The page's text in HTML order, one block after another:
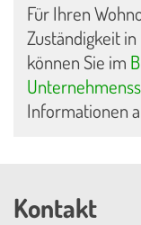
Für Ihren
Zuständigkeit
können Sie im
Informationen
Kontakt